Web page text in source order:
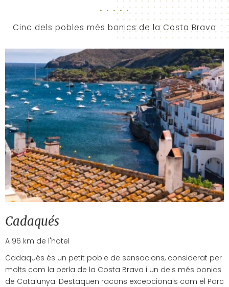
Cinc dels pobles més bonics de la Costa Brava
Cadaqués
A 96 km de l'hotel
Cadaqués és un petit poble de sensacions, considerat per
molts com la perla de la Costa Brava i un dels més bonics
de Catalunya. Destaquen racons excepcionals com el Parc